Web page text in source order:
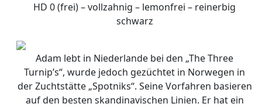
HD 0 (frei) – vollzahnig – lemonfrei – reinerbig
schwarz
Adam lebt in Niederlande bei den „The Three
Turnip’s“, wurde jedoch gezüchtet in Norwegen in
der Zuchtstätte „Spotniks“. Seine Vorfahren basieren
auf den besten skandinavischen Linien. Er hat ein